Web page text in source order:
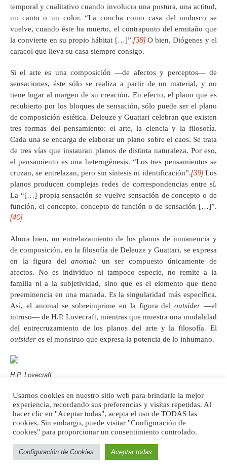
temporal y cualitativo cuando involucra una postura, una actitud,
un canto o un color. “La concha como casa del molusco se
vuelve, cuando éste ha muerto, el contrapunto del ermitaño que
la convierte en su propio hábitat […]”.[38]O bien, Diógenes y el
caracol que lleva su casa siempre consigo.
Si el arte es una composición —de afectos y perceptos— de
sensaciones, éste sólo se realiza a partir de un material, y no
tiene lugar al margen de su creación. En efecto, el plano que es
recubierto por los bloques de sensación, sólo puede ser el plano
de composición estética. Deleuze y Guattari celebran que existen
tres formas del pensamiento: el arte, la ciencia y la filosofía.
Cada una se encarga de elaborar un plano sobre el caos. Se trata
de tres vías que instauran planos de distinta naturaleza. Por eso,
el pensamiento es una heterogénesis. “Los tres pensamientos se
cruzan, se entrelazan, pero sin síntesis ni identificación”.[39]Los
planos producen complejas redes de correspondencias entre sí.
La “[…] propia sensación se vuelve sensación de concepto o de
función, el concepto, concepto de función o de sensación […]”.
[40]
Ahora bien, un entrelazamiento de los planos de inmanencia y
de composición, en la filosofía de Deleuze y Guattari, se expresa
en la figura delanomal: un ser compuesto únicamente de
afectos. No es individuo ni tampoco especie, no remite a la
familia ni a la subjetividad, sino que es el elemento que tiene
preeminencia en una manada. Es la singularidad más específica.
Así, el anomal se sobreimprime en la figura deloutsider —el
intruso— de H.P. Lovecraft, mientras que muestra una modalidad
del entrecruzamiento de los planos del arte y la filosofía. El
outsider es el monstruo que expresa la potencia de lo inhumano.
H.P. Lovecraft
No puedo indicar a qué se parecía
aquello, pues estaba compuesto
de todo lo que hay de abyecto,
siniestro, repulsivo, anormal y
Usamos cookies en nuestro sitio web para brindarle la mejor
experiencia, recordando sus preferencias y visitas repetidas. Al
hacer clic en "Aceptar todas", acepta el uso de TODAS las
cookies. Sin embargo, puede visitar "Configuración de
cookies" para proporcionar un consentimiento controlado.
Configuración de Cookies Aceptar todas